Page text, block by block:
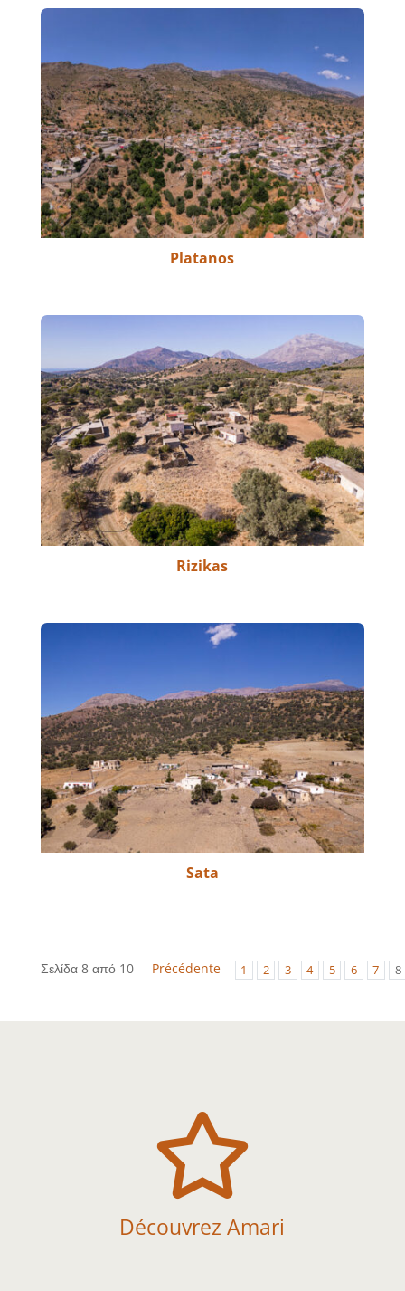
Platanos
Rizikas
Sata
Σελίδα 8 από 10 Précédente 1 2 3 4 5 6 7 8

Découvrez Amari